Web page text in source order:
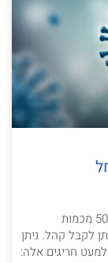
מקומות עבודה – מותרת פעילות במתכונת של 50% מכמות
ניתן לקבל קהל. ניתן
חריגים אלה: